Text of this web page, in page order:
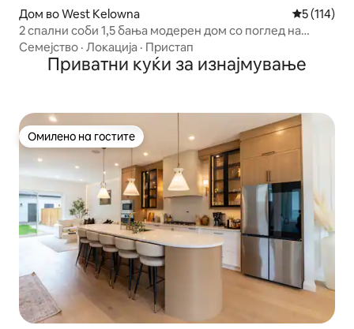
Дом во West Kelowna Просечна
5 (114)
2 спални соби 1,5 бања модерен дом со поглед на
езеро
Семејство · Локација · Пристап
Приватни куќи за изнајмување
Омилено на гостите
Омилено на гостите